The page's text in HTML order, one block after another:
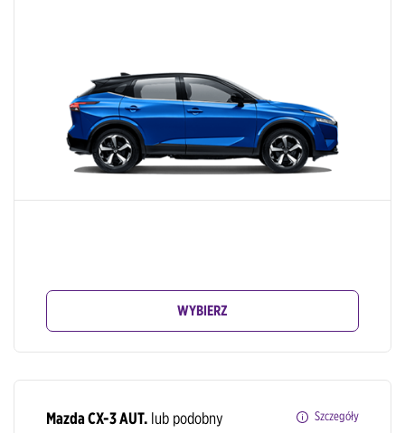
WYBIERZ
Mazda CX-3 AUT. lub podobny
Szczegóły